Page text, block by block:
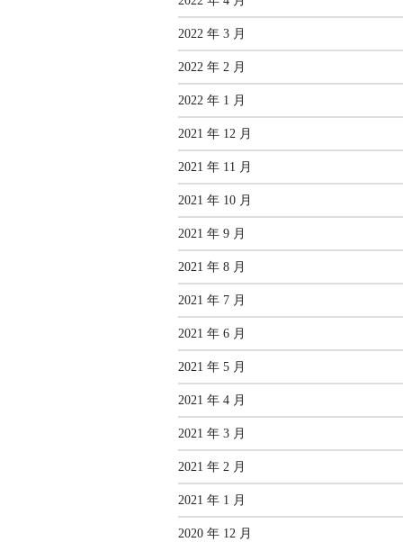
2022 年 3 月
2022 年 2 月
2022 年 1 月
2021 年 12 月
2021 年 11 月
2021 年 10 月
2021 年 9 月
2021 年 8 月
2021 年 7 月
2021 年 6 月
2021 年 5 月
2021 年 4 月
2021 年 3 月
2021 年 2 月
2021 年 1 月
2020 年 12 月